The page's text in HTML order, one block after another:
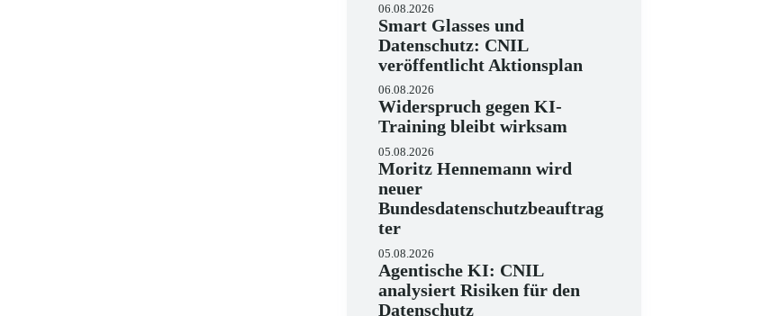
06.08.2026
Smart Glasses und
Datenschutz: CNIL
veröffentlicht Aktionsplan
06.08.2026
Widerspruch gegen KI-
Training bleibt wirksam
05.08.2026
Moritz Hennemann wird
neuer
Bundesdatenschutzbeauftrag
ter
05.08.2026
Agentische KI: CNIL
analysiert Risiken für den
Datenschutz